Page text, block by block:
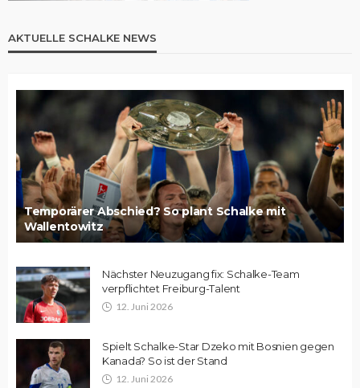
AKTUELLE SCHALKE NEWS
Temporärer Abschied? So plant Schalke mit
Wallentowitz
Nächster Neuzugang fix: Schalke-Team
verpflichtet Freiburg-Talent
12. Juni 2026
Spielt Schalke-Star Dzeko mit Bosnien gegen
Kanada? So ist der Stand
12. Juni 2026